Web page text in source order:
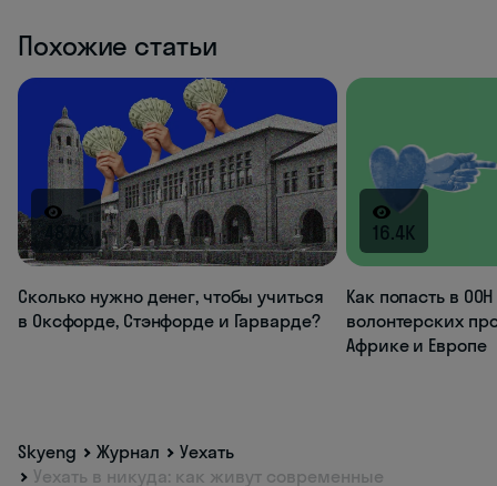
Похожие статьи
48.7K
Сколько нужно денег, чтобы учиться
в Оксфорде, Стэнфорде и Гарварде?
16.4K
Как попасть в
волонтерских
Африке и Европе
Skyeng Журнал
Уехать
Уехать в никуда: как живут современные